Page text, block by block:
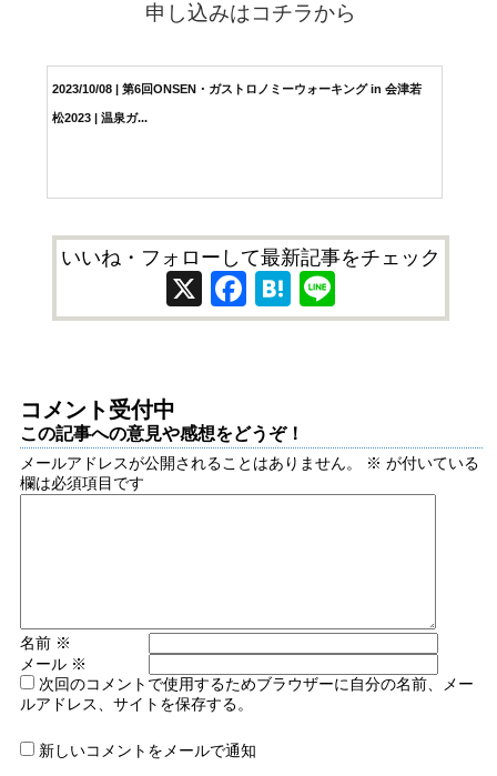
申し込みはコチラから
2023/10/08 | 第6回ONSEN・ガストロノミーウォーキング in 会津若
松2023 | 温泉ガ...
いいね・フォローして最新記事をチェック
X Facebook
Hatena
コメント受付中
この記事への意見や感想をどうぞ！
メールアドレスが公開されることはありません。 ※ が付いている
欄は必須項目です
名前 ※
メール ※
次回のコメントで使用するためブラウザーに自分の名前、メー
ルアドレス、サイトを保存する。
新しいコメントをメールで通知